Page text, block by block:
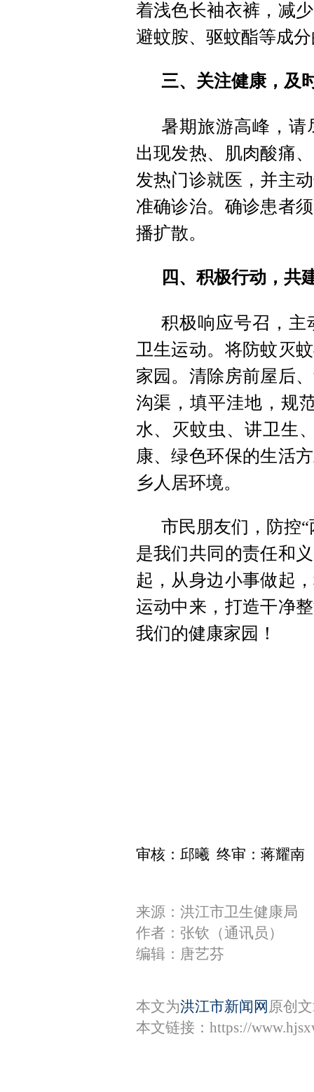
着浅色长袖衣裤，减
避蚊胺、驱蚊酯等成
三、关注健康，及
暑期旅游高峰，
出现发热、肌肉酸痛
发热门诊就医，并主
准确诊治。确诊患者
播扩散。
四、积极行动，共
积极响应号召，主
卫生运动。将防蚊灭
家园。清除房前屋后
沟渠，填平洼地，规
水、灭蚊虫、讲卫生
康、绿色环保的生活
乡人居环境。
市民朋友们，防控
是我们共同的责任和
起，从身边小事做起
运动中来，打造干净
我们的健康家园！
审核：邱曦 终审：蒋耀南
来源：洪江市卫生健康局
作者：张钦（通讯员）
编辑：唐艺芬
本文为洪江市新闻网 原创
本文链接： https://